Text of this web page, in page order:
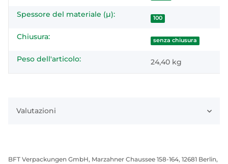
Spessore del materiale (µ): 100
Chiusura: senza chiusura
Peso dell'articolo: 24,40 kg
Valutazioni
BFT Verpackungen GmbH, Marzahner Chaussee 158-164, 12681 Berlin,